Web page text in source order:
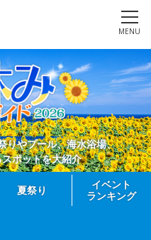
MENU
りやプール、海水浴場、
ポットを大紹介
夏祭り
イベント
ランキング